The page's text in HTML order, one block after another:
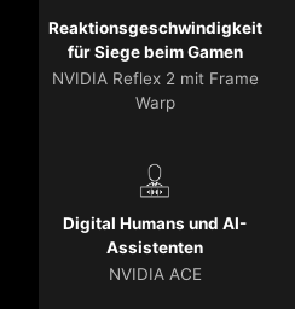
Reaktionsgeschwindigkeit
für Siege beim Gamen
NVIDIA Reflex 2 mit Frame
Warp
Digital Humans und AI-
Assistenten
NVIDIA ACE